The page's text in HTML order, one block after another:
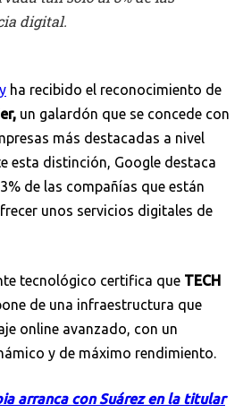
digital.
ha recibido el reconocimiento de
un galardón que se concede con
más destacadas a nivel
esta distinción, Google destaca
de las compañías que están
unos servicios digitales de
tecnológico certifica que TECH
de una infraestructura que
online avanzado, con un
y de máximo rendimiento.
arranca con Suárez en la titular